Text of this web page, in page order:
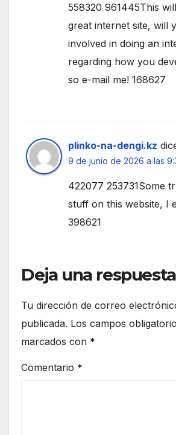
558320 961445This
great internet site, will
involved in doing an
regarding how you
so e-mail me! 168627
plinko-na-dengi.kz
9 de junio de 2026 a las
422077 253731Some
stuff on this website, I
398621
Deja una respuesta
Tu dirección de correo
publicada. Los campos
marcados con *
Comentario *